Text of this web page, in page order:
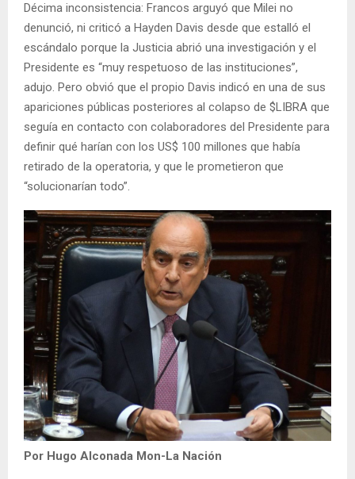
Décima inconsistencia: Francos arguyó que Milei no
denunció, ni criticó a Hayden Davis desde que estalló el
escándalo porque la Justicia abrió una investigación y el
Presidente es “muy respetuoso de las instituciones”,
adujo. Pero obvió que el propio Davis indicó en una de sus
apariciones públicas posteriores al colapso de $LIBRA que
seguía en contacto con colaboradores del Presidente para
definir qué harían con los US$ 100 millones que había
retirado de la operatoria, y que le prometieron que
“solucionarían todo”.
Por Hugo Alconada Mon-La Nación